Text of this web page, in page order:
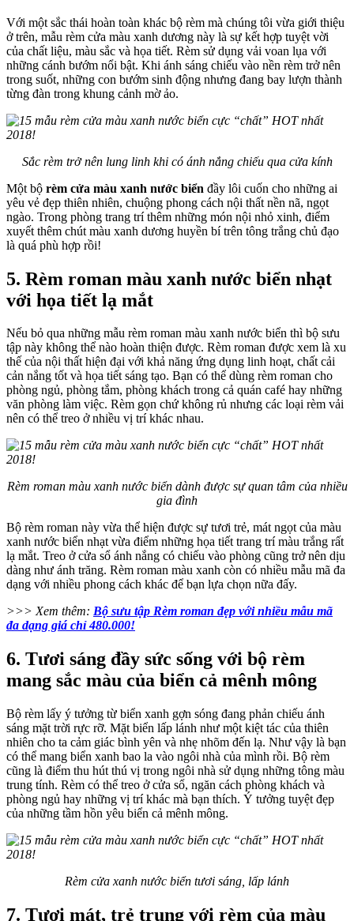
Với một sắc thái hoàn toàn khác bộ rèm mà chúng tôi vừa giới thiệu
ở trên, mẫu rèm cửa màu xanh dương này là sự kết hợp tuyệt vời
của chất liệu, màu sắc và họa tiết. Rèm sử dụng vải voan lụa với
những cánh bướm nổi bật. Khi ánh sáng chiếu vào nền rèm trở nên
trong suốt, những con bướm sinh động nhưng đang bay lượn thành
từng đàn trong khung cảnh mờ ảo.
Sắc rèm trở nên lung linh khi có ánh nắng chiếu qua cửa kính
Một bộ rèm cửa màu xanh nước biển đầy lôi cuốn cho những ai
yêu vẻ đẹp thiên nhiên, chuộng phong cách nội thất nền nã, ngọt
ngào. Trong phòng trang trí thêm những món nội nhỏ xinh, điểm
xuyết thêm chút màu xanh dương huyền bí trên tông trắng chủ đạo
là quá phù hợp rồi!
5. Rèm roman màu xanh nước biển nhạt
với họa tiết lạ mắt
Nếu bỏ qua những mẫu rèm roman màu xanh nước biển thì bộ sưu
tập này không thể nào hoàn thiện được. Rèm roman được xem là xu
thế của nội thất hiện đại với khả năng ứng dụng linh hoạt, chất cải
cản nắng tốt và họa tiết sáng tạo. Bạn có thể dùng rèm roman cho
phòng ngủ, phòng tắm, phòng khách trong cả quán café hay những
văn phòng làm việc. Rèm gọn chứ không rủ nhưng các loại rèm vải
nên có thể treo ở nhiều vị trí khác nhau.
Rèm roman màu xanh nước biển dành được sự quan tâm của nhiều
gia đình
Bộ rèm roman này vừa thể hiện được sự tươi trẻ, mát ngọt của màu
xanh nước biển nhạt vừa điểm những họa tiết trang trí màu trắng rất
lạ mắt. Treo ở cửa sổ ánh nắng có chiếu vào phòng cũng trở nên dịu
dàng như ánh trăng. Rèm roman màu xanh còn có nhiều mẫu mã đa
dạng với nhiều phong cách khác để bạn lựa chọn nữa đấy.
>>> Xem thêm: Bộ sưu tập Rèm roman đẹp với nhiều mẫu mã
đa dạng giá chỉ 480.000!
6. Tươi sáng đầy sức sống với bộ rèm
mang sắc màu của biển cả mênh mông
Bộ rèm lấy ý tưởng từ biển xanh gợn sóng đang phản chiếu ánh
sáng mặt trời rực rỡ. Mặt biển lấp lánh như một kiệt tác của thiên
nhiên cho ta cảm giác bình yên và nhẹ nhõm đến lạ. Như vậy là bạn
có thể mang biển xanh bao la vào ngôi nhà của mình rồi. Bộ rèm
cũng là điểm thu hút thú vị trong ngôi nhà sử dụng những tông màu
trung tính. Rèm có thể treo ở cửa sổ, ngăn cách phòng khách và
phòng ngủ hay những vị trí khác mà bạn thích. Ý tưởng tuyệt đẹp
của những tầm hồn yêu biển cả mênh mông.
Rèm cửa xanh nước biển tươi sáng, lấp lánh
7. Tươi mát, trẻ trung với rèm của màu